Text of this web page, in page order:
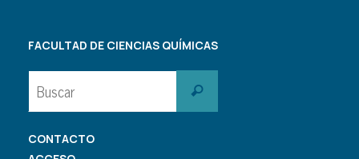
FACULTAD DE CIENCIAS QUÍMICAS
Buscar
CONTACTO